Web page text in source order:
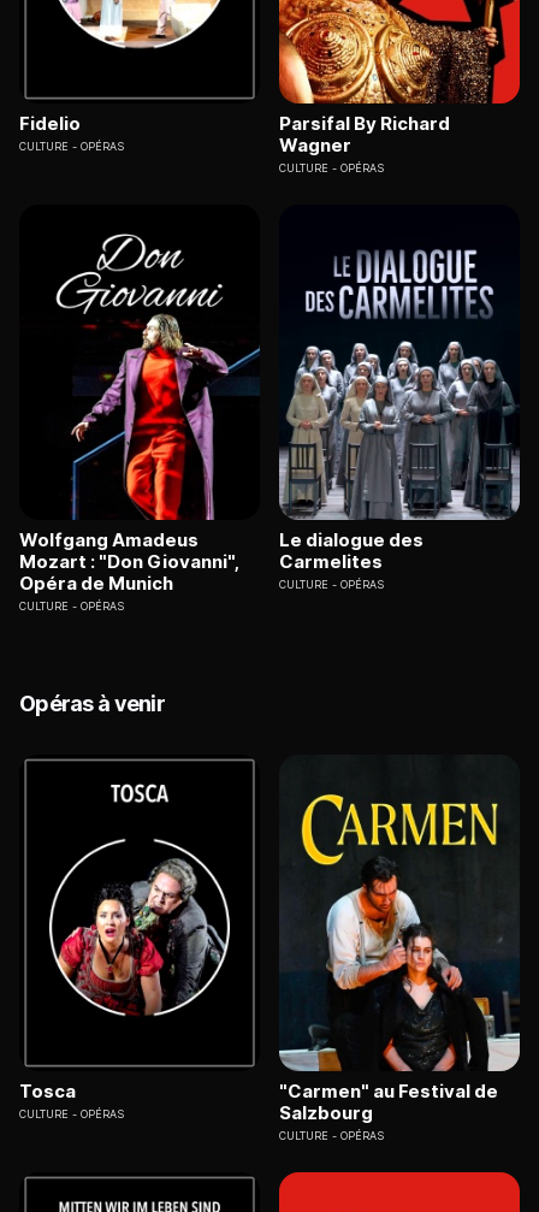
Fidelio
CULTURE OPÉRAS
Parsifal By Richard
Wagner
CULTURE OPÉRAS
Wolfgang Amadeus
Mozart : "Don Giovanni",
Opéra de Munich
CULTURE OPÉRAS
Le dialogue des
Carmelites
CULTURE OPÉRAS
Opéras à venir
Tosca
CULTURE OPÉRAS
"Carmen" au Festival de
Salzbourg
CULTURE OPÉRAS